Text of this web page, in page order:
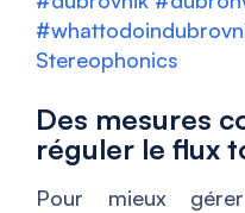
Stereophonics
Des mesures
réguler le flux
Pour mieux